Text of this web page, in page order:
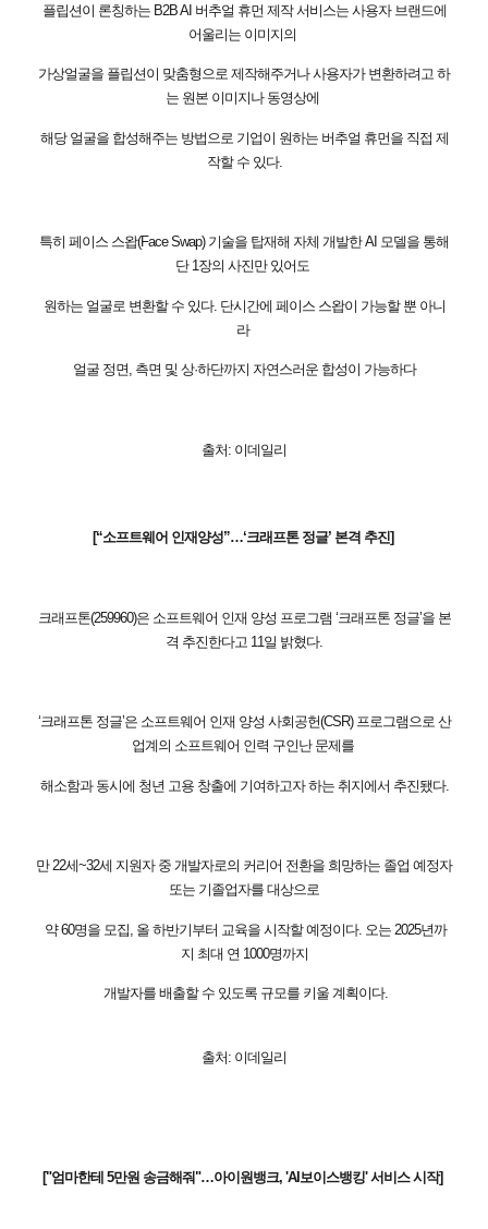
플립션이 론칭하는 B2B AI 버추얼 휴먼 제작 서비스는 사용자 브랜드에
어울리는 이미지의
가상얼굴을 플립션이 맞춤형으로 제작해주거나 사용자가 변환하려고 하
는 원본 이미지나 동영상에
해당 얼굴을 합성해주는 방법으로 기업이 원하는 버추얼 휴먼을 직접 제
작할 수 있다.
특히 페이스 스왑(Face Swap) 기술을 탑재해 자체 개발한 AI 모델을 통해
단 1장의 사진만 있어도
원하는 얼굴로 변환할 수 있다. 단시간에 페이스 스왑이 가능할 뿐 아니
라
얼굴 정면, 측면 및 상·하단까지 자연스러운 합성이 가능하다
출처: 이데일리
[“소프트웨어 인재양성”…‘크래프톤 정글’ 본격 추진]
크래프톤(259960)은 소프트웨어 인재 양성 프로그램 ‘크래프톤 정글’을 본
격 추진한다고 11일 밝혔다.
‘크래프톤 정글’은 소프트웨어 인재 양성 사회공헌(CSR) 프로그램으로 산
업계의 소프트웨어 인력 구인난 문제를
해소함과 동시에 청년 고용 창출에 기여하고자 하는 취지에서 추진됐다.
만 22세~32세 지원자 중 개발자로의 커리어 전환을 희망하는 졸업 예정자
또는 기졸업자를 대상으로
약 60명을 모집, 올 하반기부터 교육을 시작할 예정이다. 오는 2025년까
지 최대 연 1000명까지
개발자를 배출할 수 있도록 규모를 키울 계획이다.
출처: 이데일리
["엄마한테 5만원 송금해줘"…아이원뱅크, 'AI보이스뱅킹' 서비스 시작]